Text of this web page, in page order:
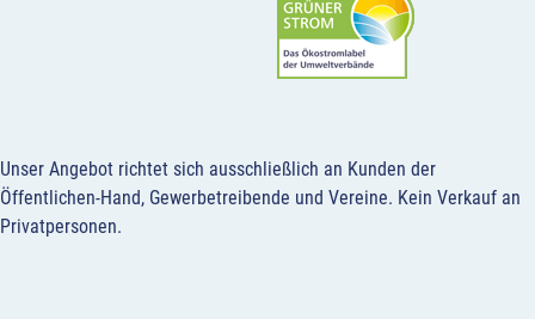
Unser Angebot richtet sich ausschließlich an Kunden der
Öffentlichen-Hand, Gewerbetreibende und Vereine. Kein Verkauf an
Privatpersonen.